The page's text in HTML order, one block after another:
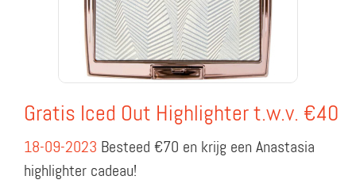
Gratis Iced Out Highlighter t.w.v. €40
18-09-2023 Besteed €70 en krijg een Anastasia
highlighter cadeau!